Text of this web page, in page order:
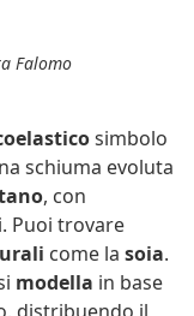
Falomo
simbolo
schiuma evoluta
, con
Puoi trovare
come la soia.
modella in base